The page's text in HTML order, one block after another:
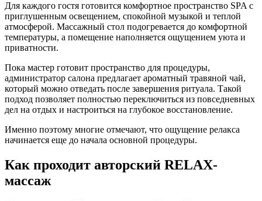
Для каждого гостя готовится комфортное пространство SPA с
приглушенным освещением, спокойной музыкой и теплой
атмосферой. Массажный стол подогревается до комфортной
температуры, а помещение наполняется ощущением уюта и
приватности.
Пока мастер готовит пространство для процедуры,
администратор салона предлагает ароматный травяной чай,
который можно отведать после завершения ритуала. Такой
подход позволяет полностью переключиться из повседневных
дел на отдых и настроиться на глубокое восстановление.
Именно поэтому многие отмечают, что ощущение релакса
начинается еще до начала основной процедуры.
Как проходит авторский RELAX-
массаж